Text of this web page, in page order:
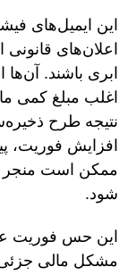
این ایمیل‌های
اعلان‌های
ابری باشند.
نتیجه طرح
افزایش فوریت،
ممکن است منجر
شود.
این حس فوریت
مشکل مالی جزئی